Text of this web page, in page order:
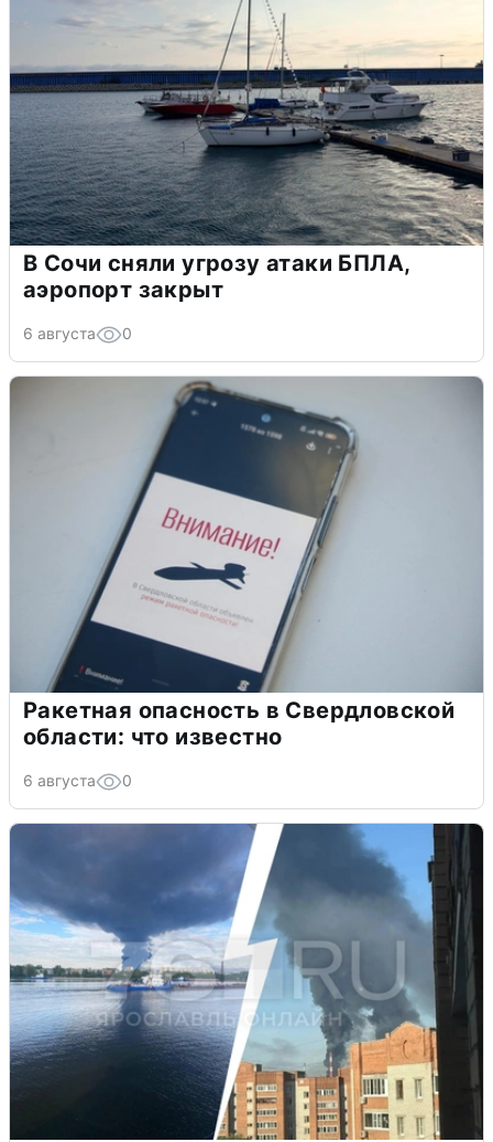
В Сочи сняли угрозу атаки БПЛА,
аэропорт закрыт
6 августа 0
Ракетная опасность в Свердловской
области: что известно
6 августа 0